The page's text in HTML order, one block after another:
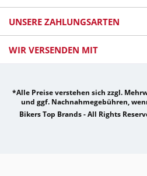
UNSERE ZAHLUNGSARTEN
WIR VERSENDEN MIT
*Alle Preise verstehen sich zzgl.
und ggf. Nachnahmegebühren,
Bikers Top Brands - All Rights